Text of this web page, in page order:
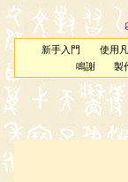
新手入門 使用
鳴謝
製